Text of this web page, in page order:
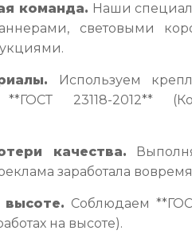
команда. Наши
световыми
Используем
**ГОСТ 23118-2012**
качества.
заработала
высоте. Соблюдаем
на высоте).